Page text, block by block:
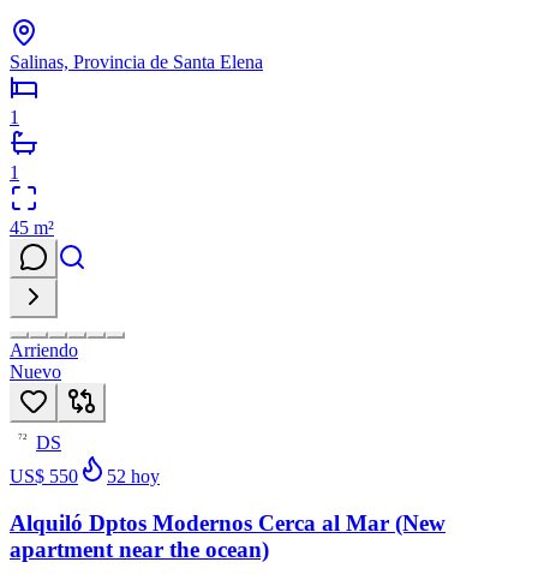
Salinas, Provincia de Santa Elena
1
1
45 m²
Arriendo
Nuevo
72
DS
US$ 550
52 hoy
Alquiló Dptos Modernos Cerca al Mar (New
apartment near the ocean)